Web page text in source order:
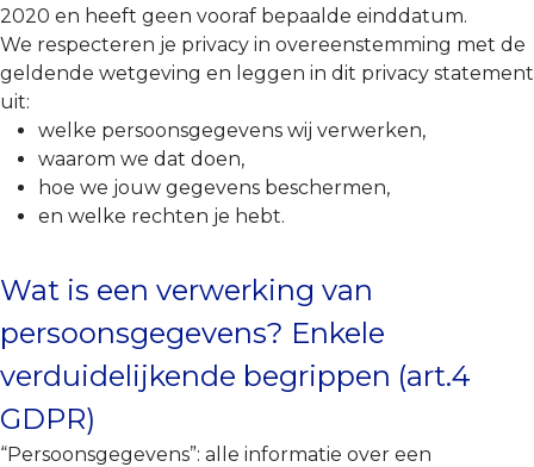
2020 en heeft geen vooraf bepaalde einddatum.
We respecteren je privacy in overeenstemming met de
geldende wetgeving en leggen in dit privacy statement
uit:
welke persoonsgegevens wij verwerken,
waarom we dat doen,
hoe we jouw gegevens beschermen,
en welke rechten je hebt.
Wat is een verwerking van
persoonsgegevens? Enkele
verduidelijkende begrippen (art.4
GDPR)
“Persoonsgegevens”: alle informatie over een